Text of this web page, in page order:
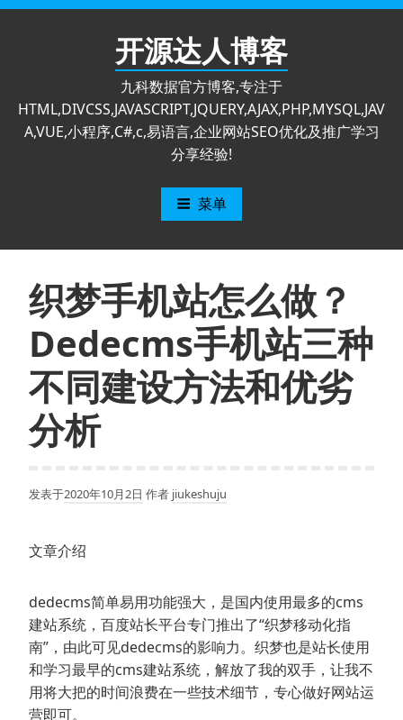
跳
开源达人博客
九科数据官方博客,专注于
HTML,DIVCSS,JAVASCRIPT,JQUERY,AJAX,PHP,MYSQL,JAV
A,VUE,小程序,C#,c,易语言,企业网站SEO优化及推广学习
分享经验!
菜单
织梦手机站怎么做？
Dedecms手机站三种
不同建设方法和优劣
分析
发表于2020年10月2日 作者 jiukeshuju
文章介绍
dedecms简单易用功能强大，是国内使用最多的cms
建站系统，百度站长平台专门推出了“织梦移动化指
南”，由此可见dedecms的影响力。织梦也是站长使用
和学习最早的cms建站系统，解放了我的双手，让我不
用将大把的时间浪费在一些技术细节，专心做好网站运
营即可。